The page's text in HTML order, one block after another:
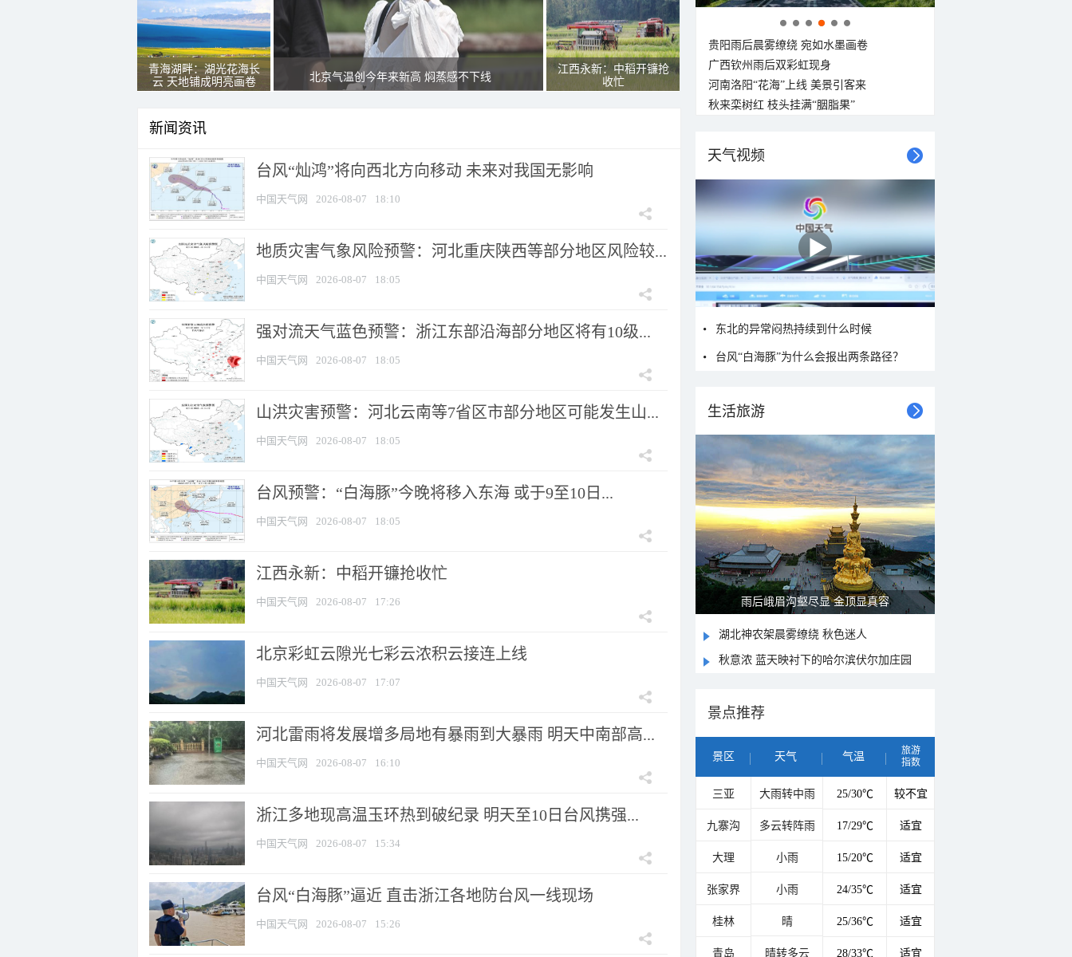
青海湖畔：湖光花海长
云 天地铺成明亮画卷
北京气温创今年来新高 焖蒸感不下线
江西永新：中稻开镰抢
收忙
新闻资讯
台风“灿鸿”将向西北方向移动 未来对我国无影响
中国天气网 2026-08-07 18:10
地质灾害气象风险预警：河北重庆陕西等部分地区风险较...
中国天气网 2026-08-07 18:05
强对流天气蓝色预警：浙江东部沿海部分地区将有10级...
中国天气网 2026-08-07 18:05
山洪灾害预警：河北云南等7省区市部分地区可能发生山...
中国天气网 2026-08-07 18:05
台风预警：“白海豚”今晚将移入东海 或于9至10日...
中国天气网 2026-08-07 18:05
江西永新：中稻开镰抢收忙
中国天气网 2026-08-07 17:26
北京彩虹云隙光七彩云浓积云接连上线
中国天气网 2026-08-07 17:07
河北雷雨将发展增多局地有暴雨到大暴雨 明天中南部高...
中国天气网 2026-08-07 16:10
浙江多地现高温玉环热到破纪录 明天至10日台风携强...
中国天气网 2026-08-07 15:34
台风“白海豚”逼近 直击浙江各地防台风一线现场
中国天气网 2026-08-07 15:26
贵阳雨后晨雾缭绕 宛如水墨画卷
广西钦州雨后双彩虹现身
河南洛阳“花海”上线 美景引客来
秋来栾树红 枝头挂满“胭脂果”
天气视频
东北的异常闷热持续到什么时候
台风“白海豚”为什么会报出两条路径？
生活旅游
雨后峨眉沟壑尽显 金顶显真容
湖北神农架晨雾缭绕 秋色迷人
秋意浓 蓝天映衬下的哈尔滨伏尔加庄园
景点推荐
景区 天气 气温
旅游
指数
三亚 大雨转中雨 25/30℃ 较不宜
九寨沟 多云转阵雨 17/29℃ 适宜
大理 小雨 15/20℃ 适宜
张家界 小雨 24/35℃ 适宜
桂林 晴 25/36℃ 适宜
青岛 晴转多云 28/33℃ 适宜